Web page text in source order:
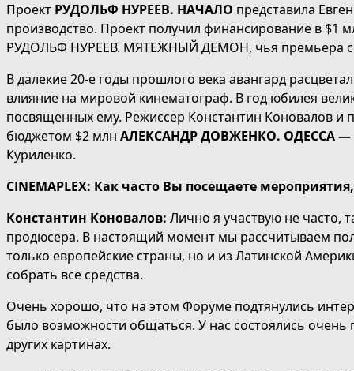
Проект РУДОЛЬФ НУРЕЕВ. НАЧАЛО представила
производство. Проект получил финансирование в $1
РУДОЛЬФ НУРЕЕВ. МЯТЕЖНЫЙ ДЕМОН, чья премьера
В далекие 20-е годы прошлого века авангард
влияние на мировой кинематограф. В год юбилея
посвященных ему. Режиссер Константин Коновалов
бюджетом $2 млн АЛЕКСАНДР ДОВЖЕНКО. ОДЕССА —
Куриленко.
CINEMAPLEX: Как часто Вы посещаете
Константин Коновалов: Лично я участвую не часто,
продюсера. В настоящий момент мы рассчитываем
только европейские страны, но и из Латинской
собрать все средства.
Очень хорошо, что на этом Форуме подтянулись
было возможности общаться. У нас состоялись очень
других картинах.